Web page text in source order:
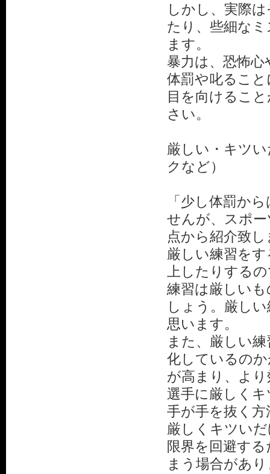
しかし、実際
たり、些細な
ます。
暴力は、恐怖
体罰や叱るこ
目を向けるこ
さい。
厳しい・キツ
クなど）
「少し体罰か
せんが、スポ
点から紹介致
厳しい練習を
上したりする
練習は厳しい
しょう。厳し
思います。
また、厳しい
化しているの
が高まり、よ
選手に厳しく
手が手を抜く
厳しくキツい
限界を回避す
まう場合があ